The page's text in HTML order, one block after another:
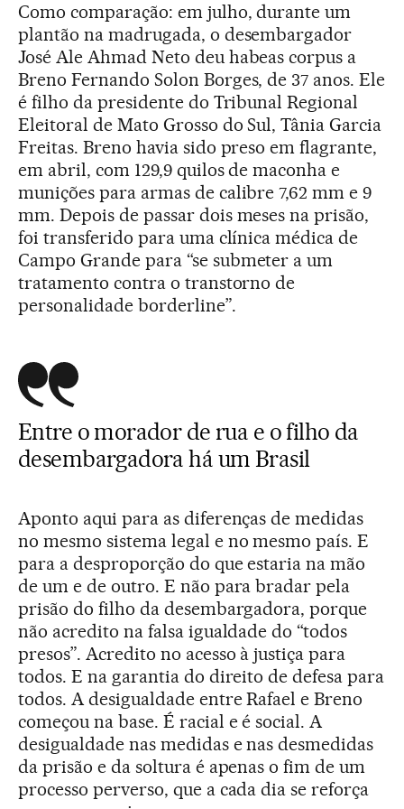
Como comparação: em julho, durante um
plantão na madrugada, o desembargador
José Ale Ahmad Neto deu habeas corpus a
Breno Fernando Solon Borges, de 37 anos. Ele
é filho da presidente do Tribunal Regional
Eleitoral de Mato Grosso do Sul, Tânia Garcia
Freitas. Breno havia sido preso em flagrante,
em abril, com 129,9 quilos de maconha e
munições para armas de calibre 7,62 mm e 9
mm. Depois de passar dois meses na prisão,
foi transferido para uma clínica médica de
Campo Grande para “se submeter a um
tratamento contra o transtorno de
personalidade borderline”.
Entre o morador de rua e o filho da
desembargadora há um Brasil
Aponto aqui para as diferenças de medidas
no mesmo sistema legal e no mesmo país. E
para a desproporção do que estaria na mão
de um e de outro. E não para bradar pela
prisão do filho da desembargadora, porque
não acredito na falsa igualdade do “todos
presos”. Acredito no acesso à justiça para
todos. E na garantia do direito de defesa para
todos. A desigualdade entre Rafael e Breno
começou na base. É racial e é social. A
desigualdade nas medidas e nas desmedidas
da prisão e da soltura é apenas o fim de um
processo perverso, que a cada dia se reforça